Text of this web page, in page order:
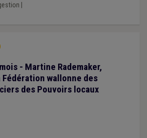
- Martine Rademaker,
wallonne des
des Pouvoirs locaux